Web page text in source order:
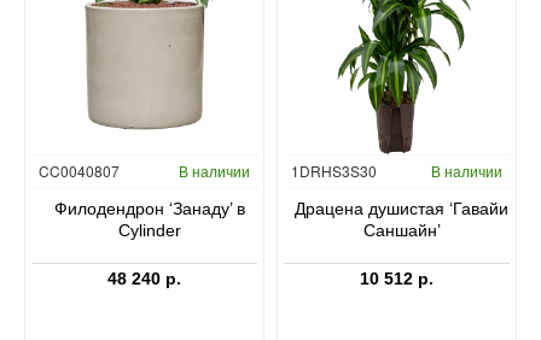
CC0040807 В наличии
Филодендрон ‘Занаду’ в
Cylinder
48 240 р.
Гидропоника
1DRHS3S30 В наличии
Драцена душистая ‘Гавайи
Саншайн’
10 512 р.